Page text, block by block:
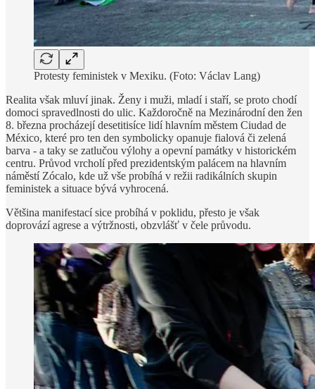
Protesty feministek v Mexiku. (Foto: Václav Lang)
Realita však mluví jinak. Ženy i muži, mladí i staří, se proto chodí
domoci spravedlnosti do ulic. Každoročně na Mezinárodní den žen
8. března procházejí desetitisíce lidí hlavním městem Ciudad de
México, které pro ten den symbolicky opanuje fialová či zelená
barva - a taky se zatlučou výlohy a opevní památky v historickém
centru. Průvod vrcholí před prezidentským palácem na hlavním
náměstí Zócalo, kde už vše probíhá v režii radikálních skupin
feministek a situace bývá vyhrocená.
Většina manifestací sice probíhá v poklidu, přesto je však
doprovází agrese a výtržnosti, obzvlášť v čele průvodu.